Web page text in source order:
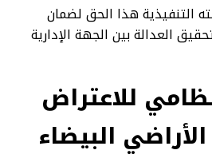
التنفيذية هذا الحق لضمان
العدالة بين الجهة الإدارية
للاعتراض
البيضاء